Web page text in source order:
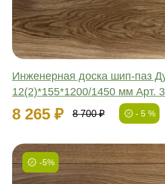
Инженерная доска шип-паз
12(2)*155*1200/1450 мм Арт.
8 265 ₽ 8 700 ₽ - 5 %
Толщина:
-5%
Фаска: